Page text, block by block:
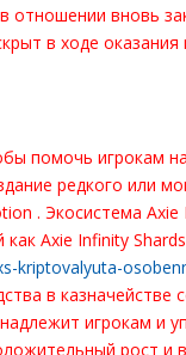
отношении вновь
в ходе
помочь игрокам
редкого или
. Экосистема
Axie Infinity
kriptovalyuta-
в казначействе
игрокам и
рост и